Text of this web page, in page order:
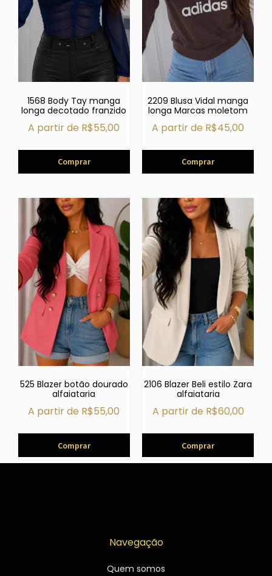
1568 Body Tay manga
longa decotado franzido
A partir de R$55,00
Comprar
2209 Blusa Vidal manga
longa Marcas moletom
A partir de R$45,00
Comprar
525 Blazer botão dourado
alfaiataria
A partir de R$55,00
Comprar
2106 Blazer Beli estilo Zara
alfaiataria
A partir de R$60,00
Comprar
Navegação
Quem somos